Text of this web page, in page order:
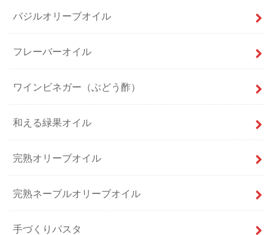
バジルオリーブオイル
フレーバーオイル
ワインビネガー（ぶどう酢）
和える緑果オイル
完熟オリーブオイル
完熟ネーブルオリーブオイル
手づくりパスタ